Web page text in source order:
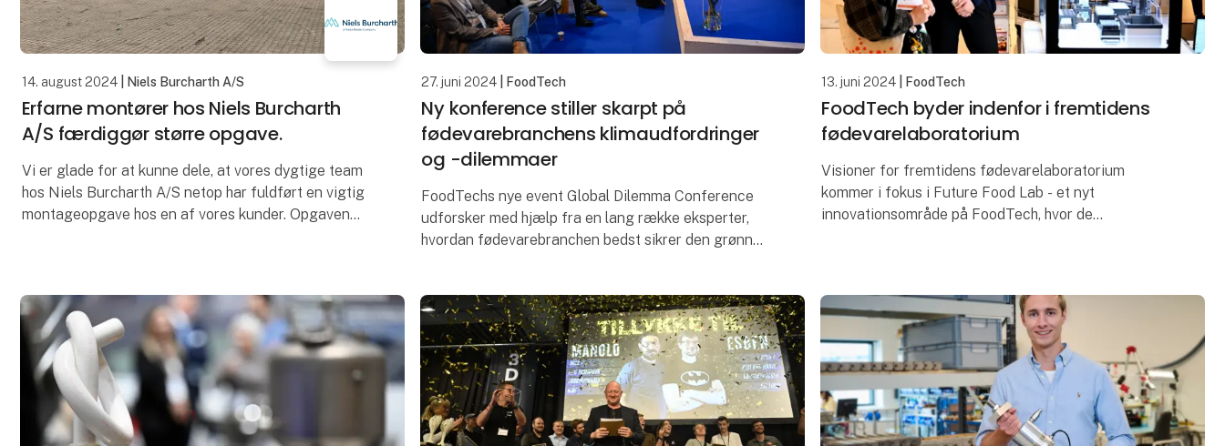
14. august 2024| Niels Burcharth A/S
Erfarne montører hos Niels Burcharth
A/S færdiggør større opgave.
Vi er glade for at kunne dele, at vores dygtige team
hos Niels Burcharth A/S netop har fuldført en vigtig
montageopgave hos en af vores kunder. Opgaven
27. juni 2024 | FoodTech
Ny konference stiller skarpt på
fødevarebranchens klimaudfordringer
og -dilemmaer
FoodTechs nye event Global Dilemma Conference
udforsker med hjælp fra en lang række eksperter,
hvordan fødevarebranchen bedst sikrer den grønne
Indsigtsfulde indlæg ve
13. juni 2024 | FoodTech
FoodTech byder indenfor i fremtidens
fødevarelaboratorium
Visioner for fremtidens fødevarelaboratorium
kommer i fokus i Future Food Lab - et nyt
innovationsområde på FoodTech, hvor de